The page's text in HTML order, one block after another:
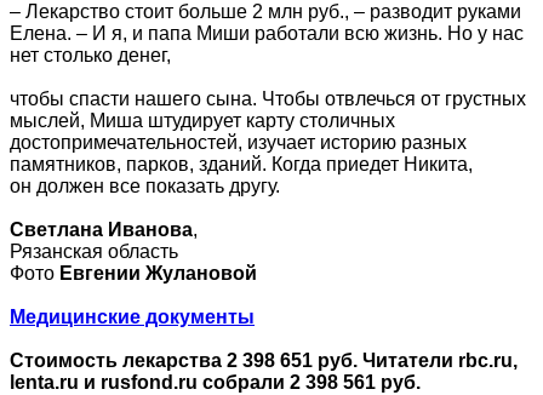
– Лекарство стоит больше 2 млн руб., – разводит руками
Елена. – И я, и папа Миши работали всю жизнь. Но у нас
нет столько денег,
чтобы спасти нашего сына. Чтобы отвлечься от грустных
мыслей, Миша штудирует карту столичных
достопримечательностей, изучает историю разных
памятников, парков, зданий. Когда приедет Никита,
он должен все показать другу.
Светлана Иванова,
Рязанская область
Фото Евгении Жулановой
Медицинские документы
Стоимость лекарства 2 398 651 руб. Читатели rbc.ru,
lenta.ru и rusfond.ru собрали 2 398 561 руб.